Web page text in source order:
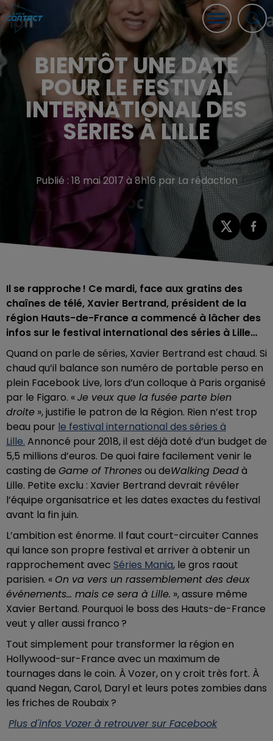
BIENTÔT UNE DATE
POUR LE FESTIVAL
INTERNATIONAL DES
SÉRIES À LILLE
Publié : 18 mai 2017 à 8h16 par La rédaction
Il se rapproche ! Ce mardi, face aux gratins des
chaînes de télé, Xavier Bertrand, président de la
région Hauts-de-France a commencé à lâcher des
infos sur le festival international des séries à Lille…
Quand on parle de séries, Xavier Bertrand est chaud. Si
chaud qu’il balance son numéro de portable perso en
plein Facebook Live, lors d’un colloque à Paris organisé
par le Figaro. «Je veux que la fusée parte bien
droite », justifie le patron de la Région. Rien n’est trop
beau pour le festival international des séries à
Lille. Annoncé pour 2018, il est déjà doté d’un budget de
5,5 millions d’euros. De quoi faire facilement venir le
casting de Game of Thronesou deWalking Deadà
Lille. Petite exclu : Xavier Bertrand devrait révéler
l’équipe organisatrice et les dates exactes du festival
avant la fin juin.
L’ambition est énorme. Il faut court-circuiter Cannes
qui lance son propre festival et arriver à obtenir un
rapprochement avec Séries Mania, le gros raout
parisien. « On va vers un rassemblement des deux
événements… mais ce sera à Lille. », assure même
Xavier Bertand. Pourquoi le boss des Hauts-de-France
veut y aller aussi franco ?
Tout simplement pour transformer la région en
Hollywood-sur-France avec un maximum de
tournages dans le coin. À Vozer, on y croit très fort. À
quand Negan, Carol, Daryl et leurs potes zombies dans
les friches de Roubaix ?
Plus d'infos Vozer à retrouver sur Facebook